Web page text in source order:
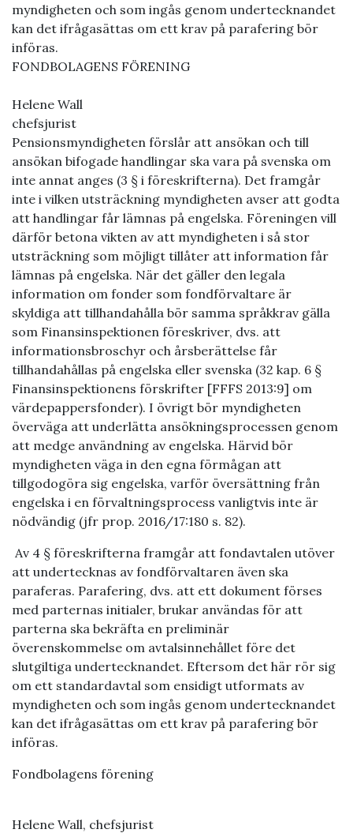
myndigheten och som ingås genom undertecknandet
kan det ifrågasättas om ett krav på parafering bör
införas.
FONDBOLAGENS FÖRENING
Helene Wall
chefsjurist
Pensionsmyndigheten förslår att ansökan och till
ansökan bifogade handlingar ska vara på svenska om
inte annat anges (3 § i föreskrifterna). Det framgår
inte i vilken utsträckning myndigheten avser att godta
att handlingar får lämnas på engelska. Föreningen vill
därför betona vikten av att myndigheten i så stor
utsträckning som möjligt tillåter att information får
lämnas på engelska. När det gäller den legala
information om fonder som fondförvaltare är
skyldiga att tillhandahålla bör samma språkkrav gälla
som Finansinspektionen föreskriver, dvs. att
informationsbroschyr och årsberättelse får
tillhandahållas på engelska eller svenska (32 kap. 6 §
Finansinspektionens förskrifter [FFFS 2013:9] om
värdepappersfonder). I övrigt bör myndigheten
överväga att underlätta ansökningsprocessen genom
att medge användning av engelska. Härvid bör
myndigheten väga in den egna förmågan att
tillgodogöra sig engelska, varför översättning från
engelska i en förvaltningsprocess vanligtvis inte är
nödvändig (jfr prop. 2016/17:180 s. 82).
Av 4 § föreskrifterna framgår att fondavtalen utöver
att undertecknas av fondförvaltaren även ska
paraferas. Parafering, dvs. att ett dokument förses
med parternas initialer, brukar användas för att
parterna ska bekräfta en preliminär
överenskommelse om avtalsinnehållet före det
slutgiltiga undertecknandet. Eftersom det här rör sig
om ett standardavtal som ensidigt utformats av
myndigheten och som ingås genom undertecknandet
kan det ifrågasättas om ett krav på parafering bör
införas.
Fondbolagens förening
Helene Wall, chefsjurist